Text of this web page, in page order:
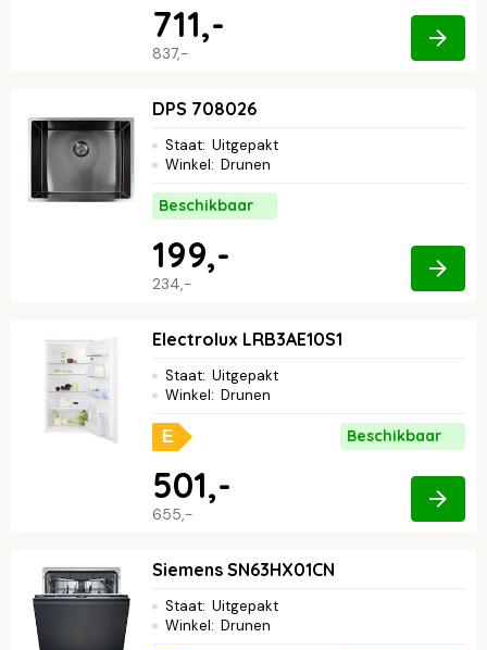
837,-
711,-
DPS 708026
Staat: Uitgepakt
Winkel: Drunen
Beschikbaar
234,-
199,-
Electrolux LRB3AE10S1
Staat: Uitgepakt
Winkel: Drunen
E Beschikbaar
655,-
501,-
Siemens SN63HX01CN
Staat: Uitgepakt
Winkel: Drunen